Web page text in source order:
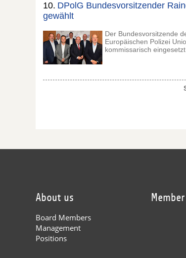
10. DPolG Bundesvorsitzender
gewählt
Der Bundesvorsitzende
Europäischen Polizei
kommissarisch
About us
Board Members
Management
Positions